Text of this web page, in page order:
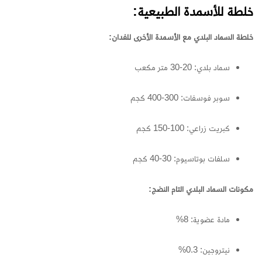
خلطة للأسمدة الطبيعية:
خلطة السماد البلدي مع الأسمدة الأخرى للفدان:
سماد بلدي: 20-30 متر مكعب
سوبر فوسفات: 300-400 كجم
كبريت زراعي: 100-150 كجم
سلفات بوتاسيوم: 30-40 كجم
مكونات السماد البلدي التام النضج:
مادة عضوية: 8%
نيتروجين: 0.3%